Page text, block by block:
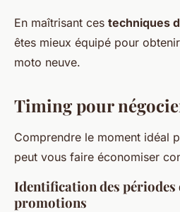
En maîtrisant ces techniques
êtes mieux équipé pour
moto neuve.
Timing pour
Comprendre le moment idéal
peut vous faire économiser
Identification des périodes
promotions